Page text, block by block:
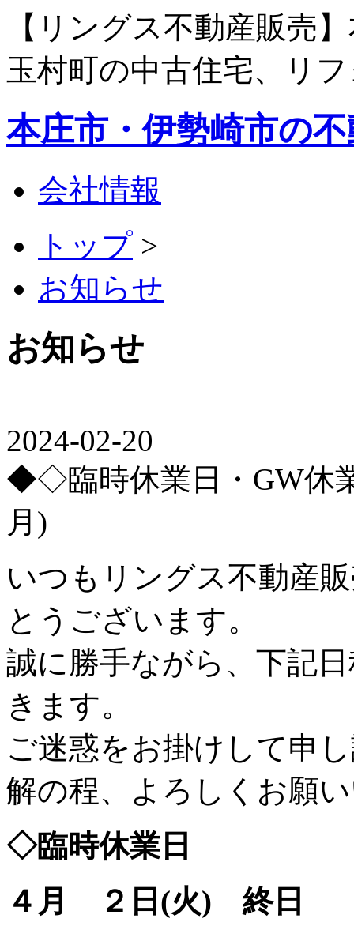
【リングス不動産販売
玉村町の中古住宅、リ
本庄市・伊勢崎市の
会社情報
トップ >
お知らせ
お知らせ
2024-02-20
◆◇臨時休業日・GW休
月)
いつもリングス不動産
とうございます。
誠に勝手ながら、下記
きます。
ご迷惑をお掛けして申
解の程、よろしくお願
◇臨時休業日
４月 ２日(火) 終日